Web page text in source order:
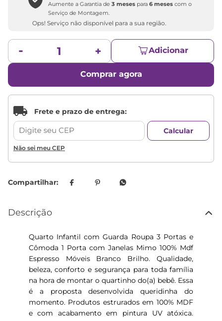
Aumente a Garantia de3 meses para6 meses com o
Serviço de Montagem.
Ops! Serviço não disponível para a sua região.
Adicionar
Comprar agora
Não sei meu CEP
Descrição
Quarto Infantil com Guarda Roupa 3 Portas e
Cômoda 1 Porta com Janelas Mimo 100% Mdf
Espresso Móveis Branco Brilho. Qualidade,
beleza, conforto e segurança para toda família
na hora de montar o quartinho do(a) bebê. Essa
é a proposta desenvolvida queridinha do
momento. Produtos estrurados em 100% MDF
e com acabamento em pintura UV atóxica.